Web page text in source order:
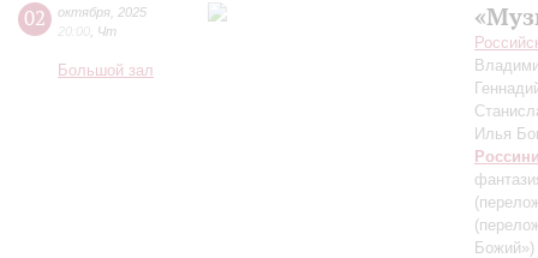
02 октября 2025
20:00 Чт
Большой зал
Илья
Божий»)